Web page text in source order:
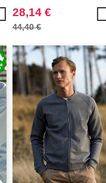
28,14 €
44,40 €